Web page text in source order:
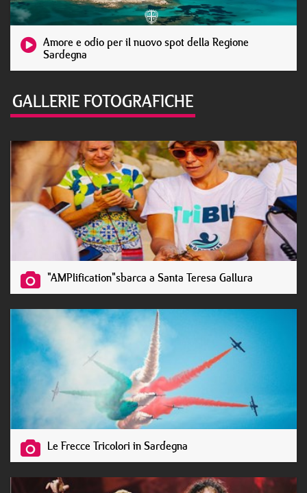
Amore e odio per il nuovo spot della Regione
Sardegna
GALLERIE FOTOGRAFICHE
"AMPlification"sbarca a Santa Teresa Gallura
Le Frecce Tricolori in Sardegna